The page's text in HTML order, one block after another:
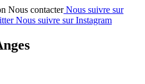
Nous contacter Nous suivre sur
Nous suivre sur Instagram